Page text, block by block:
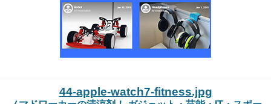
44-apple-watch7-fitness.jpg